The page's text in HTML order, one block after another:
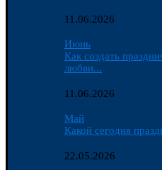
11.06.2026
Июнь
Как создать
любви...
11.06.2026
Май
Какой сегодня
22.05.2026